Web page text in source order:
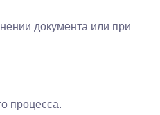
документа или при
процесса.